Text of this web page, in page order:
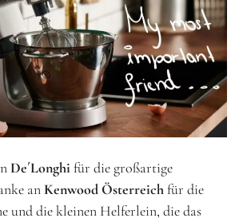
De´Longhi für die großartige
anKenwood Österreichfür die
und die kleinen Helferlein, die das